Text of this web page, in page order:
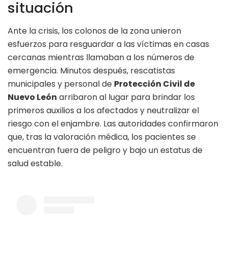
situación
Ante la crisis, los colonos de la zona unieron
esfuerzos para resguardar a las víctimas en casas
cercanas mientras llamaban a los números de
emergencia. Minutos después, rescatistas
municipales y personal de Protección Civil de
Nuevo León arribaron al lugar para brindar los
primeros auxilios a los afectados y neutralizar el
riesgo con el enjambre. Las autoridades confirmaron
que, tras la valoración médica, los pacientes se
encuentran fuera de peligro y bajo un estatus de
salud estable.